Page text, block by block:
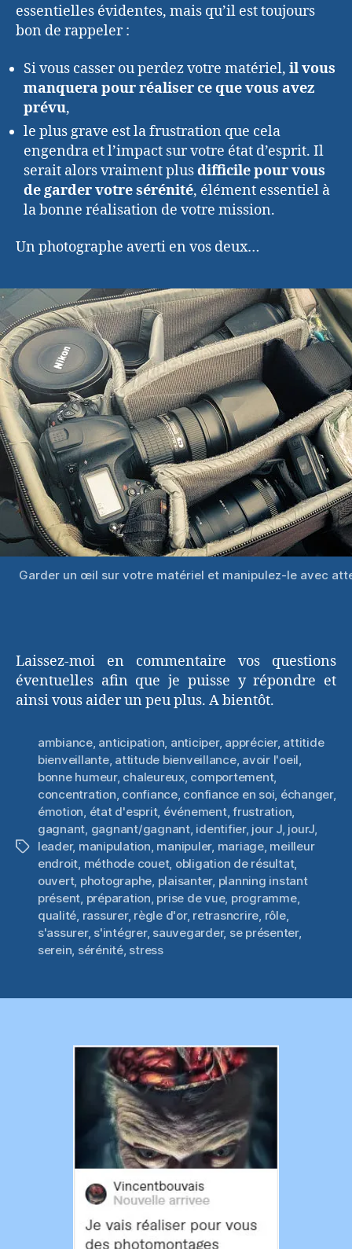
essentielles évidentes, mais qu’il est toujours
bon de rappeler :
Si vous casser ou perdez votre matériel, il vous
manquera pour réaliser ce que vous avez
prévu,
le plus grave est la frustration que cela
engendra et l’impact sur votre état d’esprit. Il
serait alors vraiment plusdifficile pour vous
de garder votre sérénité, élément essentiel à
la bonne réalisation de votre mission.
Un photographe averti en vos deux…
Garder un œil sur votre matériel et manipulez-le avec
Laissez-moi en commentaire vos questions
éventuelles afin que je puisse y répondre et
ainsi vous aider un peu plus. A bientôt.
Étiquettes
ambiance, anticipation anticiper, apprécier, attitide
bienveillante, attitude bienveillance, avoir l'oeil
bonne humeur, chaleureux, comportement,
concentration confiance, confiance en soi échanger,
émotion état d'esprit, événement,frustration
gagnant gagnant/gagnant, identifier, jour J, jourJ
leader, manipulation manipuler, mariage, meilleur
endroit méthode couet, obligation de résultat,
ouvert, photographe plaisanter, planning instant
présent préparation prise de vue, programme,
qualité rassurer, règle d'or, retrasncrire rôle,
s'assurer, s'intégrer, sauvegarder, se présenter,
serein sérénité, stress